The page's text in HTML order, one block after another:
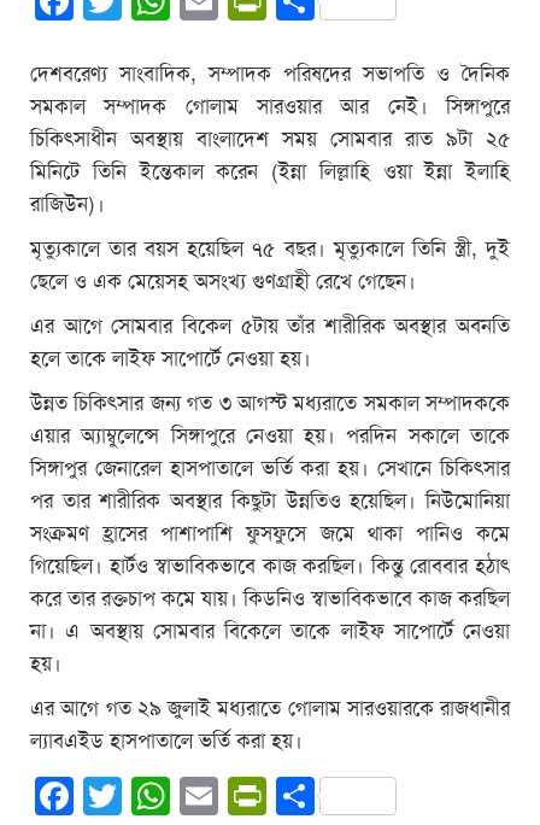
দেশবরেণ্য সাংবাদিক, সম্পাদক পরিষদের সভাপতি ও দৈনিক
সমকাল সম্পাদক গোলাম সারওয়ার আর নেই। সিঙ্গাপুরে
চিকিৎসাধীন অবস্থায় বাংলাদেশ সময় সোমবার রাত ৯টা ২৫
মিনিটে তিনি ইন্তেকাল করেন (ইন্না লিল্লাহি ওয়া ইন্না ইলাহি
রাজিউন)।
মৃত্যুকালে তার বয়স হয়েছিল ৭৫ বছর। মৃত্যুকালে তিনি স্ত্রী, দুই
ছেলে ও এক মেয়েসহ অসংখ্য গুণগ্রাহী রেখে গেছেন।
এর আগে সোমবার বিকেল ৫টায় তাঁর শারীরিক অবস্থার অবনতি
হলে তাকে লাইফ সাপোর্টে নেওয়া হয়।
উন্নত চিকিৎসার জন্য গত ৩ আগস্ট মধ্যরাতে সমকাল সম্পাদককে
এয়ার অ্যাম্বুলেন্সে সিঙ্গাপুরে নেওয়া হয়। পরদিন সকালে তাকে
সিঙ্গাপুর জেনারেল হাসপাতালে ভর্তি করা হয়। সেখানে চিকিৎসার
পর তার শারীরিক অবস্থার কিছুটা উন্নতিও হয়েছিল। নিউমোনিয়া
সংক্রমণ হ্রাসের পাশাপাশি ফুসফুসে জমে থাকা পানিও কমে
গিয়েছিল। হার্টও স্বাভাবিকভাবে কাজ করছিল। কিন্তু রোববার হঠাৎ
করে তার রক্তচাপ কমে যায়। কিডনিও স্বাভাবিকভাবে কাজ করছিল
না। এ অবস্থায় সোমবার বিকেলে তাকে লাইফ সাপোর্টে নেওয়া
হয়।
এর আগে গত ২৯ জুলাই মধ্যরাতে গোলাম সারওয়ারকে রাজধানীর
ল্যাবএইড হাসপাতালে ভর্তি করা হয়।
Facebook
Twitter
WhatsApp
EmailPrintFriendly
Share